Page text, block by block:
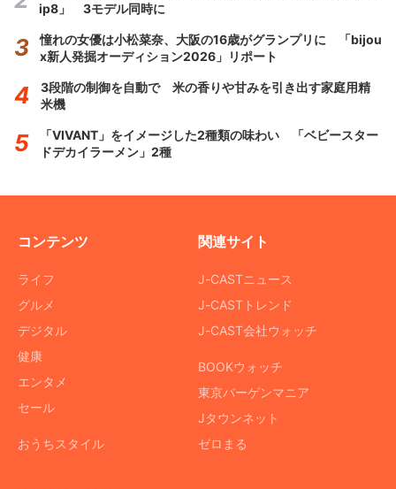
ip8」 3モデル同時に
憧れの女優は小松菜奈、大阪の16歳がグランプリに 「bijou
x新人発掘オーディション2026」リポート
3段階の制御を自動で 米の香りや甘みを引き出す家庭用精
米機
「VIVANT」をイメージした2種類の味わい 「ベビースター
ドデカイラーメン」2種
コンテンツ
ライフ
グルメ
デジタル
健康
エンタメ
セール
おうちスタイル
関連サイト
J-CASTニュース
J-CASTトレンド
J-CAST会社ウォッチ
BOOKウォッチ
東京バーゲンマニア
Jタウンネット
ゼロまる